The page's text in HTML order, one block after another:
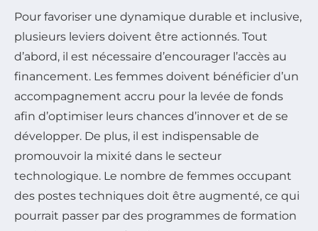
Pour favoriser une dynamique durable et inclusive,
plusieurs leviers doivent être actionnés. Tout
d’abord, il est nécessaire d’encourager l’accès au
financement. Les femmes doivent bénéficier d’un
accompagnement accru pour la levée de fonds
afin d’optimiser leurs chances d’innover et de se
développer. De plus, il est indispensable de
promouvoir la mixité dans le secteur
technologique. Le nombre de femmes occupant
des postes techniques doit être augmenté, ce qui
pourrait passer par des programmes de formation